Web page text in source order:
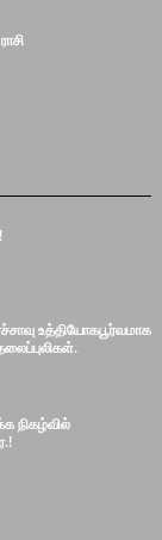
உத்தியோகபூர்வமாக
நிகழ்வில்